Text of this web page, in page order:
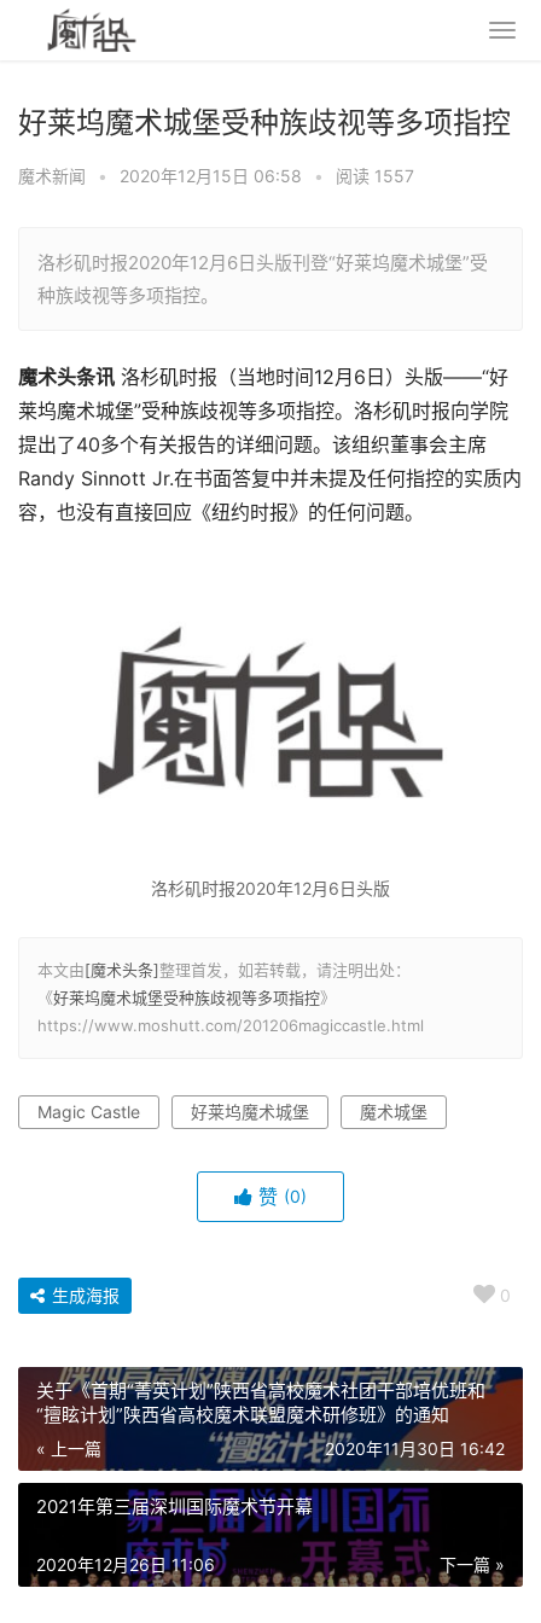
好莱坞魔术城堡受种族歧视等多项指控
魔术新闻 • 2020年12月15日 06:58 • 阅读 1557
洛杉矶时报2020年12月6日头版刊登“好莱坞魔术城堡”受
种族歧视等多项指控。
魔术头条讯 洛杉矶时报（当地时间12月6日）头版——“好
莱坞魔术城堡”受种族歧视等多项指控。洛杉矶时报向学院
提出了40多个有关报告的详细问题。该组织董事会主席
Randy Sinnott Jr.在书面答复中并未提及任何指控的实质内
容，也没有直接回应《纽约时报》的任何问题。
洛杉矶时报2020年12月6日头版
本文由[魔术头条]整理首发，如若转载，请注明出处：
《好莱坞魔术城堡受种族歧视等多项指控》
https://www.moshutt.com/201206magiccastle.html
Magic Castle 好莱坞魔术城堡 魔术城堡
赞 (0)
0
生成海报
关于《首期“菁英计划”陕西省高校魔术社团干部培优班和
“擅眩计划”陕西省高校魔术联盟魔术研修班》的通知
« 上一篇 2020年11月30日 16:42
2021年第三届深圳国际魔术节开幕
下一篇 »
2020年12月26日 11:06